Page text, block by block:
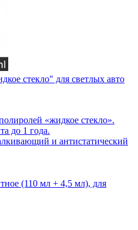
стекло" для светлых авто
«жидкое стекло».
до 1 года.
и антистатический
(110 мл + 4,5 мл), для